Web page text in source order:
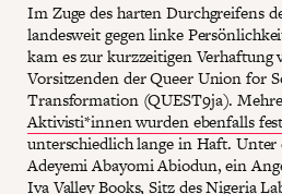
Im Zuge des harten Durchgreifens
landesweit gegen linke
kam es zur kurzzeitigen Verhaftung
Vorsitzenden der Queer Union for
Transformation (QUEST9ja).
Aktivisti*innen wurden ebenfalls
unterschiedlich lange in Haft. Unter
Adeyemi Abayomi Abiodun, ein
Iva Valley Books, Sitz des Nigeria